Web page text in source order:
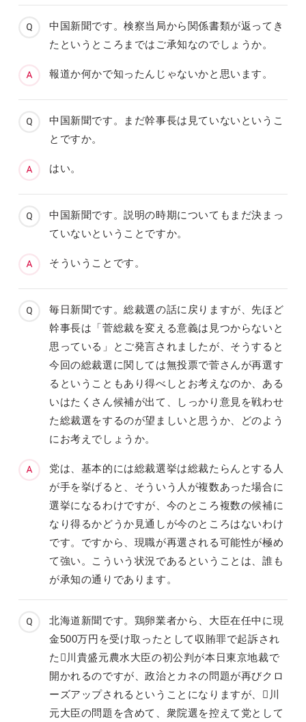
中国新聞です。検察当局から関係書類が返ってき
たというところまではご承知なのでしょうか。
報道か何かで知ったんじゃないかと思います。
中国新聞です。まだ幹事長は見ていないというこ
とですか。
はい。
中国新聞です。説明の時期についてもまだ決まっ
ていないということですか。
そういうことです。
毎日新聞です。総裁選の話に戻りますが、先ほど
幹事長は「菅総裁を変える意義は見つからないと
思っている」とご発言されましたが、そうすると
今回の総裁選に関しては無投票で菅さんが再選す
るということもあり得べしとお考えなのか、ある
いはたくさん候補が出て、しっかり意見を戦わせ
た総裁選をするのが望ましいと思うか、どのよう
にお考えでしょうか。
党は、基本的には総裁選挙は総裁たらんとする人
が手を挙げると、そういう人が複数あった場合に
選挙になるわけですが、今のところ複数の候補に
なり得るかどうか見通しが今のところはないわけ
です。ですから、現職が再選される可能性が極め
て強い。こういう状況であるということは、誰も
が承知の通りであります。
北海道新聞です。鶏卵業者から、大臣在任中に現
金500万円を受け取ったとして収賄罪で起訴され
た川貴盛元農水大臣の初公判が本日東京地裁で
開かれるのですが、政治とカネの問題が再びクロ
ーズアップされるということになりますが、川
元大臣の問題を含めて、衆院選を控えて党として